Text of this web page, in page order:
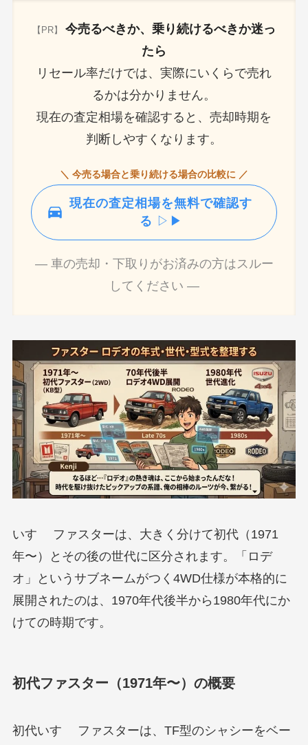
【PR】
今売るべきか、乗り続けるべきか迷っ
たら
リセール率だけでは、実際にいくらで売れ
るかは分かりません。
現在の査定相場を確認すると、売却時期を
判断しやすくなります。
＼ 今売る場合と乗り続ける場合の比較に ／
現在の査定相場を無料で確認す
る ▷▶
― 車の売却・下取りがお済みの方はスルー
してください ―
いすゞ ファスターは、大きく分けて初代（1971
年〜）とその後の世代に区分されます。「ロデ
オ」というサブネームがつく4WD仕様が本格的に
展開されたのは、1970年代後半から1980年代にか
けての時期です。
初代ファスター（1971年〜）の概要
初代いすゞ ファスターは、TF型のシャシーをベー